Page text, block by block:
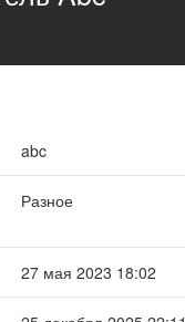
abc
Разное
27 мая 2023 18:02